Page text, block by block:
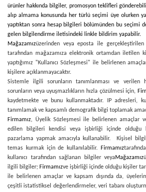
ürünler hakkında bilgiler, promosyon teklifleri
alıp almama konusunda her türlü seçimi üye olurken
yaptıktan sonra hesap bilgileri bölümünden bu seçimi
gelen bilgilendirme iletisindeki linkle bildirim yapabilir.
Mağazamızüzerinden veya eposta ile
tarafından mağazamıza elektronik ortamdan iletilen
yaptığımız "Kullanıcı Sözleşmesi" ile belirlenen
kişilere açıklanmayacaktır.
Sistemle ilgili sorunların tanımlanması ve verilen
sorunların veya uyuşmazlıkların hızla çözülmesi için,
kaydetmekte ve bunu kullanmaktadır. IP adresleri,
tanımlamak ve kapsamlı demografik bilgi toplamak
Firmamız, Üyelik Sözleşmesi ile belirlenen amaçlar
edilen bilgileri kendisi veya işbirliği içinde olduğu
pazarlama yapmak amacıyla kullanabilir. Kişisel
temas kurmak için de kullanılabilir. Firmamız
kullanıcı tarafından sağlanan bilgiler veya Mağazamız
ilgili bilgiler; Firmamızve işbirliği içinde olduğu kişiler
ile belirlenen amaçlar ve kapsam dışında da,
çeşitli istatistiksel değerlendirmeler, veri tabanı